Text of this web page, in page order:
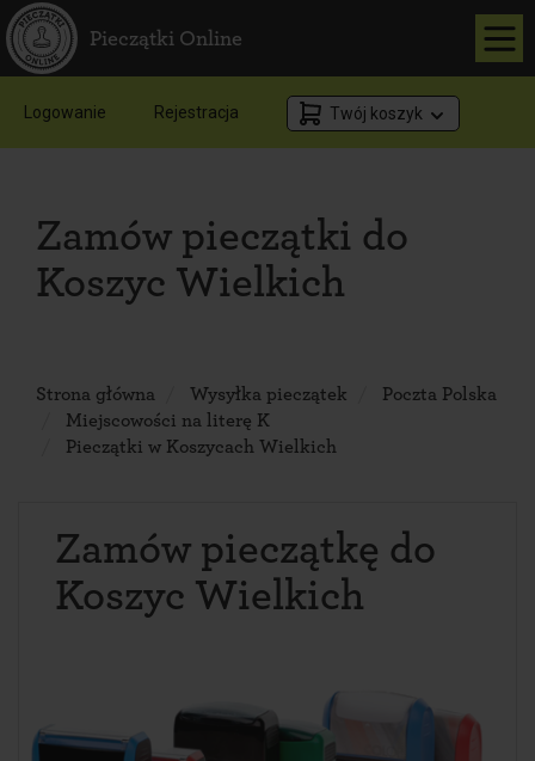
Pieczątki Online
Logowanie Rejestracja Twój koszyk
Zamów pieczątki do
Koszyc Wielkich
Strona główna Wysyłka pieczątek
Poczta Polska
Miejscowości na literę K
Pieczątki w Koszycach Wielkich
Zamów pieczątkę do
Koszyc Wielkich